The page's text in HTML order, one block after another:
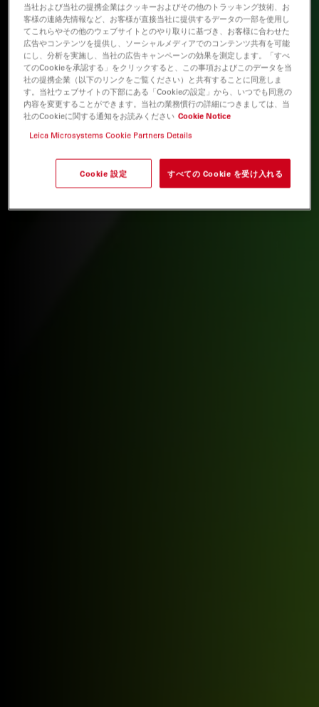
当社および当社の提携企業はクッキーおよびその他のトラッキング技術、お
客様の連絡先情報など、お客様が直接当社に提供するデータの一部を使用し
てこれらやその他のウェブサイトとのやり取りに基づき、お客様に合わせた
広告やコンテンツを提供し、ソーシャルメディアでのコンテンツ共有を可能
にし、分析を実施し、当社の広告キャンペーンの効果を測定します。「すべ
てのCookieを承認する」をクリックすると、この事項およびこのデータを当
社の提携企業（以下のリンクをご覧ください）と共有することに同意しま
す。当社ウェブサイトの下部にある「Cookieの設定」から、いつでも同意の
内容を変更することができます。当社の業務慣行の詳細につきましては、当
社のCookieに関する通知をお読みください Cookie Notice
Leica Microsystems Cookie Partners Details
Cookie 設定 すべての Cookie を受け入れる